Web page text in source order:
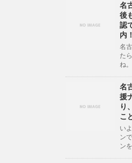
名
後
認
内！
名
た
ね
名
援
り
こ
い
ン
ン